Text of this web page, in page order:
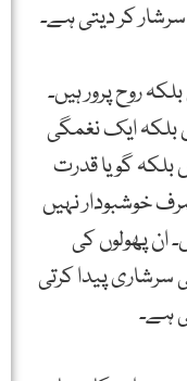
کر دیتی ہے۔
روح پرور ہیں۔
ایک نغمگی
گویا قدرت
خوشبودار نہیں
ان پھولوں کی
پیدا کرتی
ہے۔